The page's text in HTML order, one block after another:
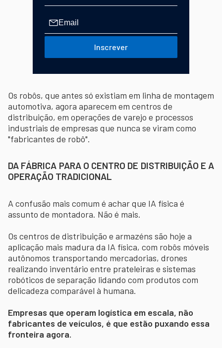
Inscrever
Os robôs, que antes só existiam em linha de montagem
automotiva, agora aparecem em centros de
distribuição, em operações de varejo e processos
industriais de empresas que nunca se viram como
"fabricantes de robô".
DA FÁBRICA PARA O CENTRO DE DISTRIBUIÇÃO E A
OPERAÇÃO TRADICIONAL
A confusão mais comum é achar que IA física é
assunto de montadora. Não é mais.
Os centros de distribuição e armazéns são hoje a
aplicação mais madura da IA física, com robôs móveis
autônomos transportando mercadorias, drones
realizando inventário entre prateleiras e sistemas
robóticos de separação lidando com produtos com
delicadeza comparável à humana.
Empresas que operam logística em escala, não
fabricantes de veículos, é que estão puxando essa
fronteira agora.